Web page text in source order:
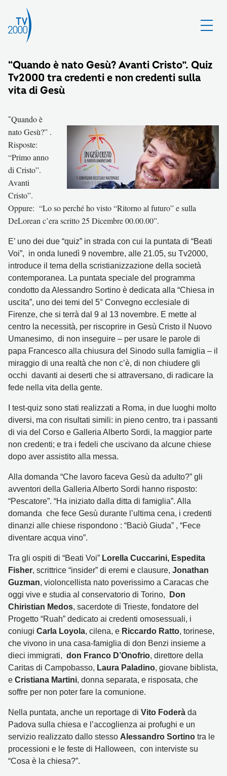
“Quando è nato Gesù? Avanti Cristo”. Quiz
Tv2000 tra credenti e non credenti sulla
vita di Gesù
“Quando è
nato Gesù?” .
Risposte:
“Primo anno
di Cristo”.
Avanti
Cristo”.
Oppure: “Lo so perché ho visto “Ritorno al futuro” e sulla
DeLorean c’era scritto 25 Dicembre 00.00.00”.
E’ uno dei due “quiz” in strada con cui la puntata di “Beati
Voi”, in onda lunedì 9 novembre, alle 21.05, su Tv2000,
introduce il tema della scristianizzazione della società
contemporanea. La puntata speciale del programma
condotto da Alessandro Sortino è dedicata alla “Chiesa in
uscita”, uno dei temi del 5° Convegno ecclesiale di
Firenze, che si terrà dal 9 al 13 novembre. E mette al
centro la necessità, per riscoprire in Gesù Cristo il Nuovo
Umanesimo, di non inseguire – per usare le parole di
papa Francesco alla chiusura del Sinodo sulla famiglia – il
miraggio di una realtà che non c’è, di non chiudere gli
occhi davanti ai deserti che si attraversano, di radicare la
fede nella vita della gente.
I test-quiz sono stati realizzati a Roma, in due luoghi molto
diversi, ma con risultati simili: in pieno centro, tra i passanti
di via del Corso e Galleria Alberto Sordi, la maggior parte
non credenti; e tra i fedeli che uscivano da alcune chiese
dopo aver assistito alla messa.
Alla domanda “Che lavoro faceva Gesù da adulto?” gli
avventori della Galleria Alberto Sordi hanno risposto:
“Pescatore”. “Ha iniziato dalla ditta di famiglia”. Alla
domanda che fece Gesù durante l’ultima cena, i credenti
dinanzi alle chiese rispondono : “Baciò Giuda” , “Fece
diventare acqua vino”.
Tra gli ospiti di “Beati Voi” Lorella Cuccarini, Espedita
Fisher, scrittrice “insider” di eremi e clausure, Jonathan
Guzman, violoncellista nato poverissimo a Caracas che
oggi vive e studia al conservatorio di Torino,
Don
Chiristian Medos, sacerdote di Trieste, fondatore del
Progetto “Ruah” dedicato ai credenti omosessuali, i
coniugi Carla Loyola, cilena, e Riccardo Ratto, torinese,
che vivono in una casa-famiglia di don Benzi insieme a
dieci immigrati, don Franco D’Onofrio, direttore della
Caritas di Campobasso, Laura Paladino, giovane biblista,
e Cristiana Martini, donna separata, e risposata, che
soffre per non poter fare la comunione.
Nella puntata, anche un reportage di Vito Foderà da
Padova sulla chiesa e l’accoglienza ai profughi e un
servizio realizzato dallo stesso Alessandro Sortino tra le
processioni e le feste di Halloween, con interviste su
“Cosa è la chiesa?”.